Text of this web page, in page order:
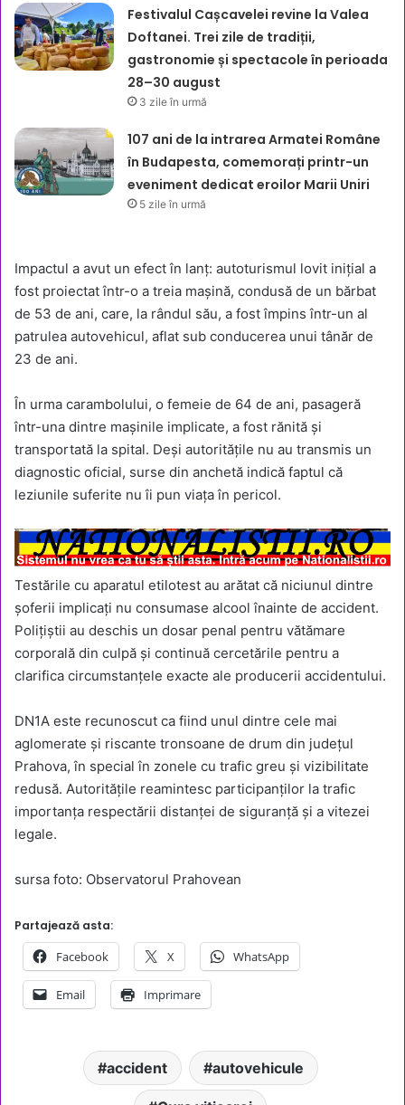
Festivalul Cașcavelei revine la Valea
Doftanei. Trei zile de tradiții,
gastronomie și spectacole în perioada
28–30 august
3 zile în urmă
107 ani de la intrarea Armatei Române
în Budapesta, comemorați printr-un
eveniment dedicat eroilor Marii Uniri
5 zile în urmă
Impactul a avut un efect în lanț: autoturismul lovit inițial a
fost proiectat într-o a treia mașină, condusă de un bărbat
de 53 de ani, care, la rândul său, a fost împins într-un al
patrulea autovehicul, aflat sub conducerea unui tânăr de
23 de ani.
În urma carambolului, o femeie de 64 de ani, pasageră
într-una dintre mașinile implicate, a fost rănită și
transportată la spital. Deși autoritățile nu au transmis un
diagnostic oficial, surse din anchetă indică faptul că
leziunile suferite nu îi pun viața în pericol.
Testările cu aparatul etilotest au arătat că niciunul dintre
șoferii implicați nu consumase alcool înainte de accident.
Polițiștii au deschis un dosar penal pentru vătămare
corporală din culpă și continuă cercetările pentru a
clarifica circumstanțele exacte ale producerii accidentului.
DN1A este recunoscut ca fiind unul dintre cele mai
aglomerate și riscante tronsoane de drum din județul
Prahova, în special în zonele cu trafic greu și vizibilitate
redusă. Autoritățile reamintesc participanților la trafic
importanța respectării distanței de siguranță și a vitezei
legale.
sursa foto: Observatorul Prahovean
Partajează asta:
Facebook X WhatsApp
Email Imprimare
accident autovehicule